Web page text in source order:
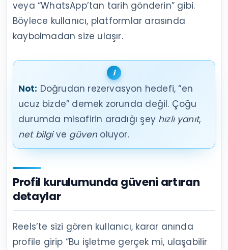
veya “WhatsApp’tan tarih gönderin” gibi.
Böylece kullanıcı, platformlar arasında
kaybolmadan size ulaşır.
Not: Doğrudan rezervasyon hedefi, “en
ucuz bizde” demek zorunda değil. Çoğu
durumda misafirin aradığı şey hızlı yanıt,
net bilgive güvenoluyor.
Profil kurulumunda güveni artıran
detaylar
Reels’te sizi gören kullanıcı, karar anında
profile girip “Bu işletme gerçek mi, ulaşabilir